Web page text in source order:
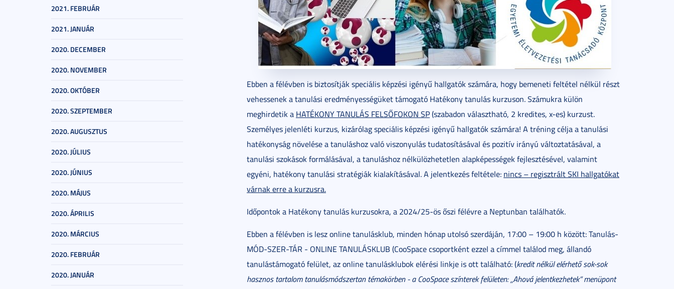
2021. FEBRUÁR
2021. JANUÁR
2020. DECEMBER
2020. NOVEMBER
2020. OKTÓBER
2020. SZEPTEMBER
2020. AUGUSZTUS
2020. JÚLIUS
2020. JÚNIUS
2020. MÁJUS
2020. ÁPRILIS
2020. MÁRCIUS
2020. FEBRUÁR
2020. JANUÁR
Ebben a félévben is biztosítják speciális képzési igényű hallgatók számára, hogy bemeneti feltétel nélkül részt
vehessenek a tanulási eredményességüket támogató Hatékony tanulás kurzuson. Számukra külön
meghirdetik a HATÉKONY TANULÁS FELSŐFOKON SP(szabadon választható, 2 kredites, x-es) kurzust.
Személyes jelenléti kurzus, kizárólag speciális képzési igényű hallgatók számára! A tréning célja a tanulási
hatékonyság növelése a tanuláshoz való viszonyulás tudatosításával és pozitív irányú változtatásával, a
tanulási szokások formálásával, a tanuláshoz nélkülözhetetlen alapképességek fejlesztésével, valamint
egyéni, hatékony tanulási stratégiák kialakításával. A jelentkezés feltétele: nincs – regisztrált SKI hallgatókat
várnak erre a kurzusra.
Időpontok a Hatékony tanulás kurzusokra, a 2024/25-ös őszi félévre a Neptunban találhatók.
Ebben a félévben is lesz online tanulásklub, minden hónap utolsó szerdáján, 17:00 – 19:00 h között: Tanulás-
MÓD-SZER-TÁR - ONLINE TANULÁSKLUB (CooSpace csoportként ezzel a címmel találod meg, állandó
tanulástámogató felület, az online tanulásklubok elérési linkje is ott található: (kredit nélkül elérhető sok-sok
hasznos tartalom tanulásmódszertan témakörben - a CooSpace színterek felületen: „Ahová jelentkezhetek” menüpont